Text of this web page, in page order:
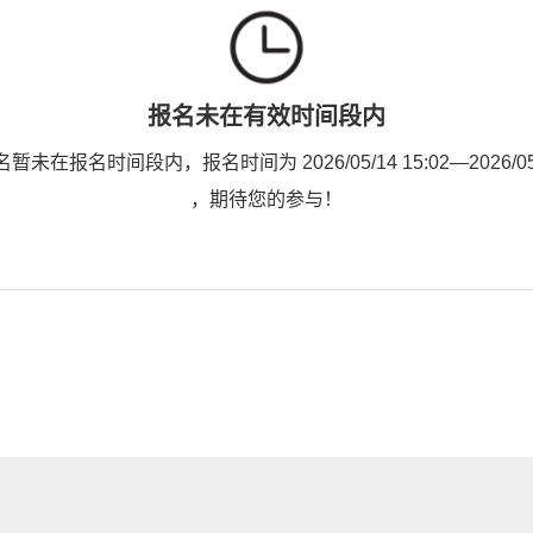
报名未在有效时间段内
暂未在报名时间段内，报名时间为 2026/05/14 15:02—2026/
，期待您的参与！